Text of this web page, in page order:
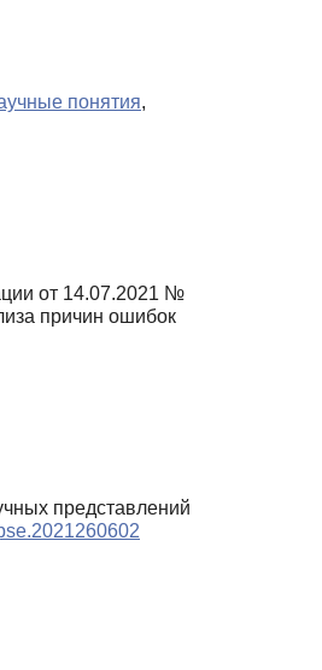
понятия,
от 14.07.2021 №
причин ошибок
представлений